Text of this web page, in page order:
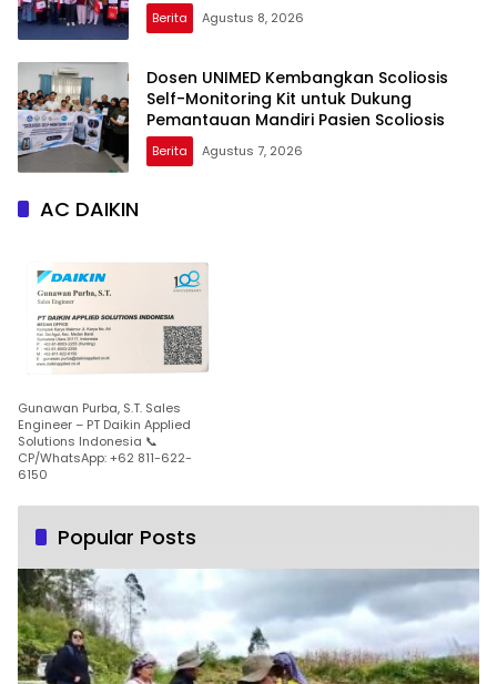
Berita Agustus 8, 2026
Dosen UNIMED Kembangkan Scoliosis
Self-Monitoring Kit untuk Dukung
Pemantauan Mandiri Pasien Scoliosis
Berita Agustus 7, 2026
AC DAIKIN
Gunawan Purba, S.T. Sales
Engineer – PT Daikin Applied
Solutions Indonesia 📞
CP/WhatsApp: +62 811-622-
6150
Popular Posts